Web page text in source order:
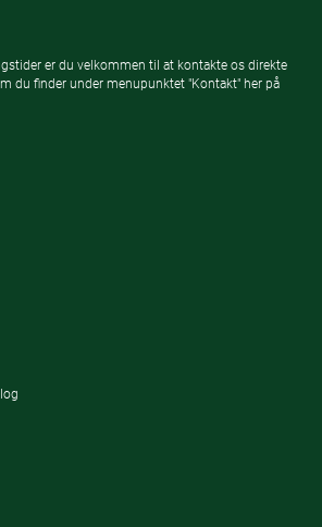
er du velkommen til at kontakte os direkte
du finder under menupunktet "Kontakt" her på